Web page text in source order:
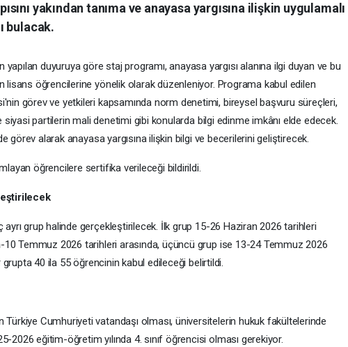
yakından tanıma ve anayasa yargısına ilişkin uygulamalı
bulacak.
duyuruya göre staj programı, anayasa yargısı alanına ilgi duyan ve bu
lisans öğrencilerine yönelik olarak düzenleniyor. Programa kabul edilen
görev ve yetkileri kapsamında norm denetimi, bireysel başvuru süreçleri,
partilerin mali denetimi gibi konularda bilgi edinme imkânı elde edecek.
görev alarak anayasa yargısına ilişkin bilgi ve becerilerini geliştirecek.
öğrencilere sertifika verileceği bildirildi.
ayrı grup halinde gerçekleştirilecek. İlk grup 15-26 Haziran 2026 tarihleri
10 Temmuz 2026 tarihleri arasında, üçüncü grup ise 13-24 Temmuz 2026
grupta 40 ila 55 öğrencinin kabul edileceği belirtildi.
Türkiye Cumhuriyeti vatandaşı olması, üniversitelerin hukuk fakültelerinde
2026 eğitim-öğretim yılında 4. sınıf öğrencisi olması gerekiyor.